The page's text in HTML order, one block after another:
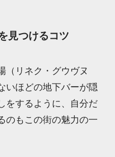
見つけるコツ
（リネク・グウヴヌ
いほどの地下バーが隠
をするように、自分だ
のもこの街の魅力の一